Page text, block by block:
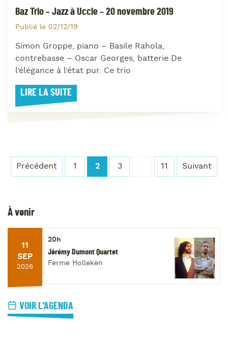
Baz Trio – Jazz à Uccle – 20 novembre 2019
Publié le 02/12/19
Simon Groppe, piano – Basile Rahola,
contrebasse – Oscar Georges, batterie De
l’élégance à l’état pur. Ce trio
LIRE LA SUITE
Précédent 1 2 3 … 11 Suivant
À venir
11
SEP
2026
20h
Jérémy Dumont Quartet
Ferme Holleken
VOIR L'AGENDA